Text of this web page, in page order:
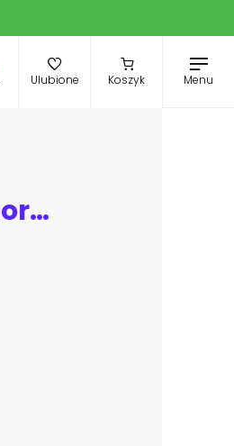
Ulubione Koszyk Menu
Pretty lady with huge horse on the desert